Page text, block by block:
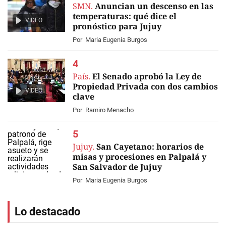
VIDEO
SMN. Anuncian un descenso en las
temperaturas: qué dice el
pronóstico para Jujuy
Por Maria Eugenia Burgos
VIDEO
País. El Senado aprobó la Ley de
Propiedad Privada con dos cambios
clave
Por Ramiro Menacho
Jujuy. San Cayetano: horarios de
misas y procesiones en Palpalá y
San Salvador de Jujuy
Por Maria Eugenia Burgos
Lo destacado